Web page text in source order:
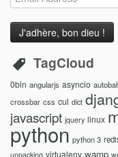
Address
TagCloud
0bin angularjs asyncio
crossbar css cul dict
javascript jquery linux
python python 3
unpacking virtualenv wamp